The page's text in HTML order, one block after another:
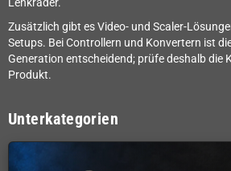
Lenkräder.
Zusätzlich gibt es Video- und Scaler-
Setups. Bei Controllern und Konvertern ist
Generation entscheidend; prüfe deshalb die
Produkt.
Unterkategorien